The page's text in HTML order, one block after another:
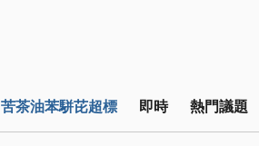
苦茶油苯駢芘超標 即時 熱門議題